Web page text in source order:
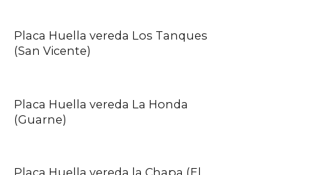
Placa Huella vereda Los Tanques
(San Vicente)
Placa Huella vereda La Honda
(Guarne)